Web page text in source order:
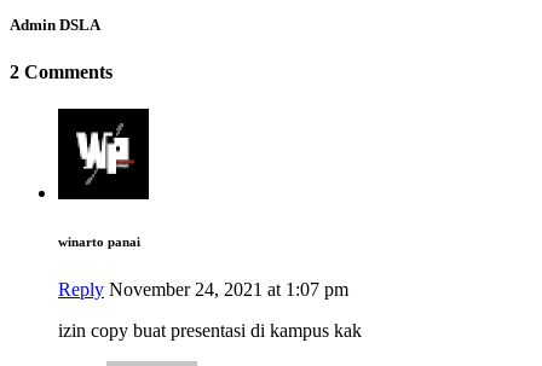
Admin DSLA
2 Comments
winarto panai
Reply November 24, 2021 at 1:07 pm
izin copy buat presentasi di kampus kak